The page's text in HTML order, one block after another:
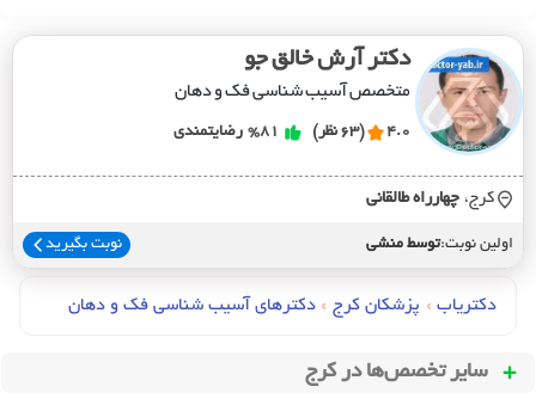
دکتر آرش خالق جو
متخصص آسیب شناسی فک و دهان
4.0 (63 نظر) %81 رضایتمندی
کرج، چهارراه طالقاني
اولین نوبت:توسط منشی نوبت بگیرید
دکتریاب › پزشکان کرج › دکترهای آسيب شناسي فک و دهان
سایر تخصص‌ها در کرج